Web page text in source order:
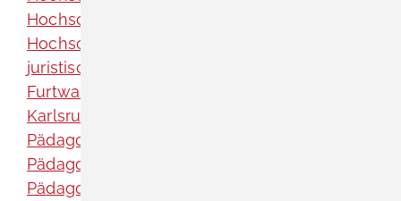
Hochschule Ravensburg-Weingarten
Hochschule Reutlingen
juristische Korrespondenz [Hochschule
Furtwangen]
Karlsruher Institut für Technologie (KIT)
Pädagogische Hochschule Freiburg
Pädagogische Hochschule Heidelberg
Pädagogische Hochschule Karlsruhe